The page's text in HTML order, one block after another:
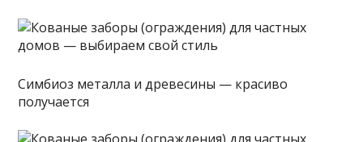
Симбиоз металла и древесины — красиво
получается